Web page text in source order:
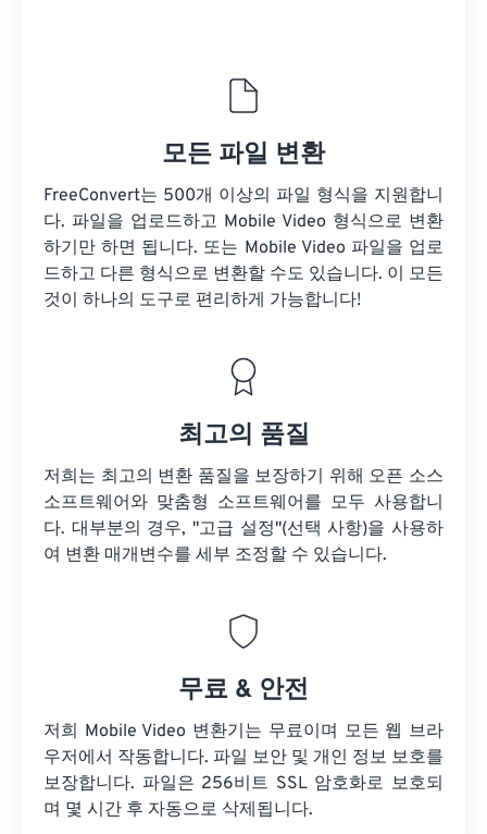
모든 파일 변환
FreeConvert는 500개 이상의 파일 형식을 지원합니
다. 파일을 업로드하고 Mobile Video 형식으로 변환
하기만 하면 됩니다. 또는 Mobile Video 파일을 업로
드하고 다른 형식으로 변환할 수도 있습니다. 이 모든
것이 하나의 도구로 편리하게 가능합니다!
최고의 품질
저희는 최고의 변환 품질을 보장하기 위해 오픈 소스
소프트웨어와 맞춤형 소프트웨어를 모두 사용합니
다. 대부분의 경우, "고급 설정"(선택 사항)을 사용하
여 변환 매개변수를 세부 조정할 수 있습니다.
무료 & 안전
저희 Mobile Video 변환기는 무료이며 모든 웹 브라
우저에서 작동합니다. 파일 보안 및 개인 정보 보호를
보장합니다. 파일은 256비트 SSL 암호화로 보호되
며 몇 시간 후 자동으로 삭제됩니다.